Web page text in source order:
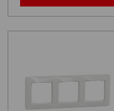
de la 1,8 la 2,9 m